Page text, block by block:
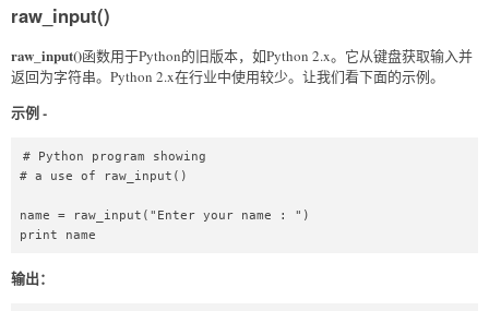
raw_input()
raw_input()函数用于Python的旧版本，如Python 2.x。它从键盘获取输入并
返回为字符串。Python 2.x在行业中使用较少。让我们看下面的示例。
示例 -
# Python program showing
# a use of raw_input()
name = raw_input("Enter your name : ")
print name
输出：